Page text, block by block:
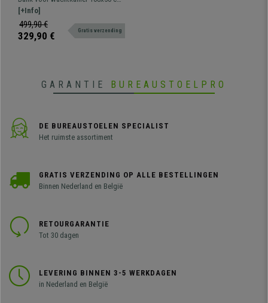
Dikke Vulling, Oranje
met metalen structuur. Zeer
resistent, dikke comfortabele
vulling, lederen bekleding.
[+Info]
499,90 €
329,90 € Gratis verzending
GARANTIE BUREAUSTOELPRO
DE BUREAUSTOELEN SPECIALIST
Het ruimste assortiment
GRATIS VERZENDING OP ALLE BESTELLINGEN
Binnen Nederland en België
RETOURGARANTIE
Tot 30 dagen
LEVERING BINNEN 3-5 WERKDAGEN
in Nederland en België